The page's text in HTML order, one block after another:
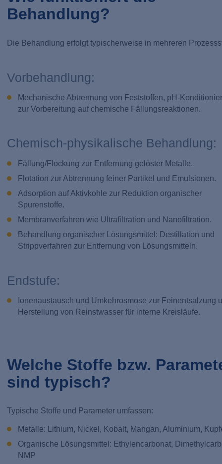
Behandlung?
Die Behandlung erfolgt typischerweise in mehreren
Vorbehandlung:
Mechanische Abtrennung von Feststoffen, pH-
zur Vorbereitung auf chemische Fällungsreaktionen.
Chemisch-physikalische Behandlung:
Fällung/Flockung zur Entfernung gelöster Metalle.
Flotation zur Abtrennung feiner Partikel und Emulsionen.
Adsorption auf Aktivkohle zur Reduktion organischer
Spurenstoffe.
Membranverfahren wie Ultrafiltration und Nanofiltration.
Behandlung organischer Lösungsmittel: Destillation und
Strippverfahren zur Entfernung von Lösungsmitteln.
Endstufe:
Ionenaustausch und Umkehrosmose zur Feinentsalzung
Herstellung von Reinstwasser für interne Kreisläufe.
Welche Stoffe bzw.
sind typisch?
Typische Stoffe und Parameter umfassen:
Metalle: Lithium, Nickel, Kobalt, Mangan, Aluminium,
Organische Lösungsmittel: Ethylencarbonat,
NMP